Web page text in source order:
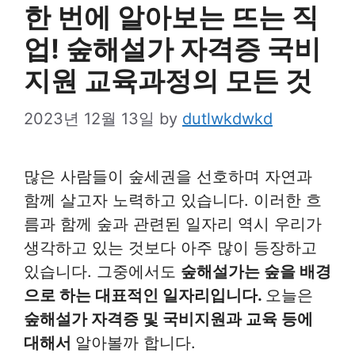
한 번에 알아보는 뜨는 직
업! 숲해설가 자격증 국비
지원 교육과정의 모든 것
2023년 12월 13일 by dutlwkdwkd
많은 사람들이 숲세권을 선호하며 자연과
함께 살고자 노력하고 있습니다. 이러한 흐
름과 함께 숲과 관련된 일자리 역시 우리가
생각하고 있는 것보다 아주 많이 등장하고
있습니다. 그중에서도 숲해설가는 숲을 배경
으로 하는 대표적인 일자리입니다. 오늘은
숲해설가 자격증 및 국비지원과 교육 등에
대해서 알아볼까 합니다.